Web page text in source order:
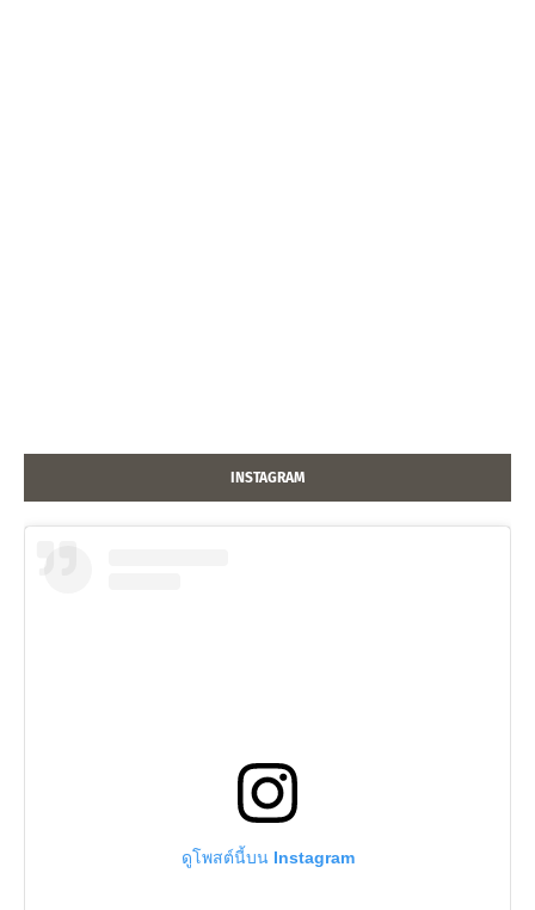
INSTAGRAM
ดูโพสต์นี้บน Instagram